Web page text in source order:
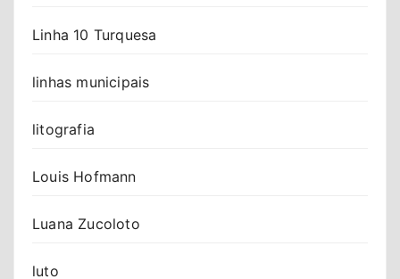
Linha 10 Turquesa
linhas municipais
litografia
Louis Hofmann
Luana Zucoloto
luto